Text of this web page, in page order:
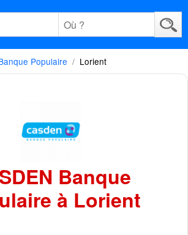
Populaire Lorient
Banque
à Lorient